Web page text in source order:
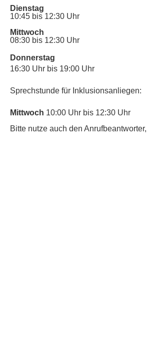
Dienstag
10:45 bis 12:30 Uhr
Mittwoch
08:30 bis 12:30 Uhr
Donnerstag
16:30 Uhr bis 19:00 Uhr
Sprechstunde für Inklusionsanliegen:
Mittwoch 10:00 Uhr bis 12:30 Uhr
​Bitte nutze auch den Anrufbeantworter,